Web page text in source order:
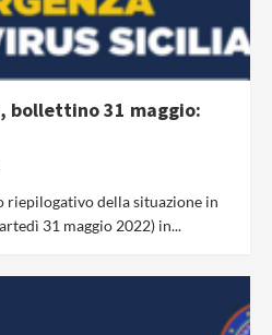
bollettino 31 maggio:
riepilogativo della situazione in
31 maggio 2022) in...